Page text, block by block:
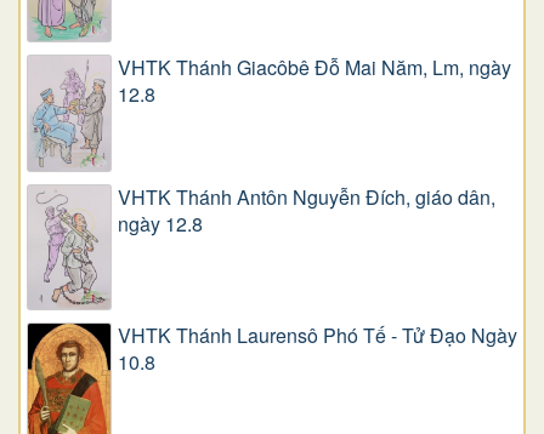
VHTK Thánh Giacôbê Ðỗ Mai Năm, Lm, ngày
12.8
VHTK Thánh Antôn Nguyễn Ðích, giáo dân,
ngày 12.8
VHTK Thánh Laurensô Phó Tế - Tử Đạo Ngày
10.8